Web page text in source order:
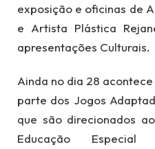
exposição e oficinas de
e Artista Plástica
apresentações Culturais.
Ainda no dia 28
parte dos Jogos
que são direcionados
Educação